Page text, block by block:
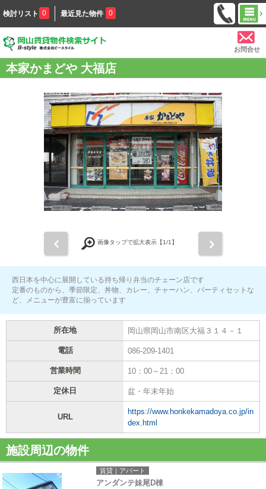
検討リスト 0 最近見た物件 0
お問合せ
本家かまどや 大福店
画像タップで拡大表示【1/1】
西日本を中心に展開している持ち帰り弁当のチェーン店です
定番のものから、季節限定、丼物、カレー、チャーハン、パーティセットな
ど、メニューが豊富に揃っています
所在地 岡山県岡山市南区大福３１４－１
電話 086-209-1401
営業時間 10：00～21：00
定休日 盆・年末年始
URL
https://www.honkekamadoya.co.jp/in
dex.html
施設周辺の物件
賃貸｜アパート
アンダンテ妹尾D棟